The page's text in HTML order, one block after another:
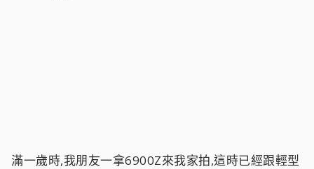
滿一歲時,我朋友一拿6900Z來我家拍,這時已經跟輕型